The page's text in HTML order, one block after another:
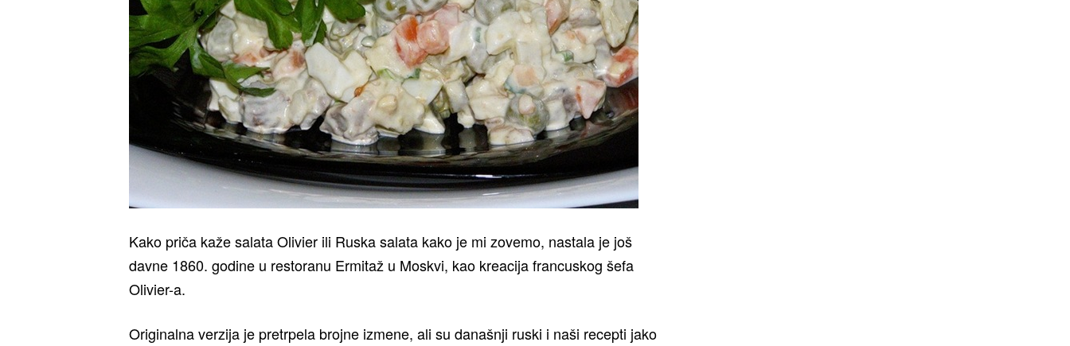
Kako priča kaže salata Olivier ili Ruska salata kako je mi zovemo, nastala je još
davne 1860. godine u restoranu Ermitaž u Moskvi, kao kreacija francuskog šefa
Olivier-a.
Originalna verzija je pretrpela brojne izmene, ali su današnji ruski i naši recepti jako